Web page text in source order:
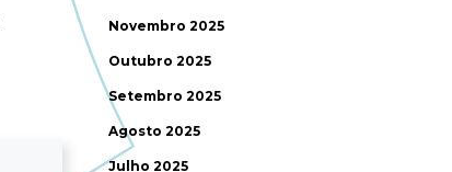
Novembro 2025
Outubro 2025
Setembro 2025
Agosto 2025
Julho 2025